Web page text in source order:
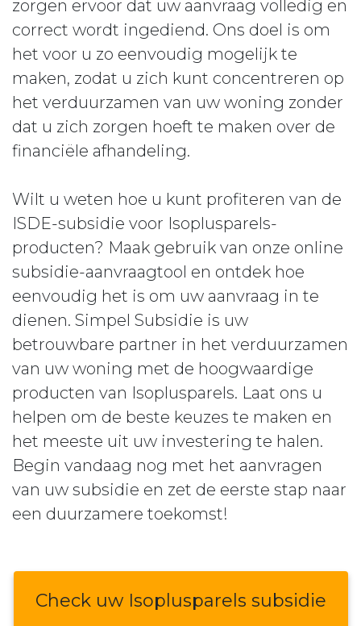
zorgen ervoor dat uw aanvraag volledig en
correct wordt ingediend. Ons doel is om
het voor u zo eenvoudig mogelijk te
maken, zodat u zich kunt concentreren op
het verduurzamen van uw woning zonder
dat u zich zorgen hoeft te maken over de
financiële afhandeling.
Wilt u weten hoe u kunt profiteren van de
ISDE-subsidie voor Isoplusparels-
producten? Maak gebruik van onze online
subsidie-aanvraagtool en ontdek hoe
eenvoudig het is om uw aanvraag in te
dienen. Simpel Subsidie is uw
betrouwbare partner in het verduurzamen
van uw woning met de hoogwaardige
producten van Isoplusparels. Laat ons u
helpen om de beste keuzes te maken en
het meeste uit uw investering te halen.
Begin vandaag nog met het aanvragen
van uw subsidie en zet de eerste stap naar
een duurzamere toekomst!
Check uw Isoplusparels subsidie